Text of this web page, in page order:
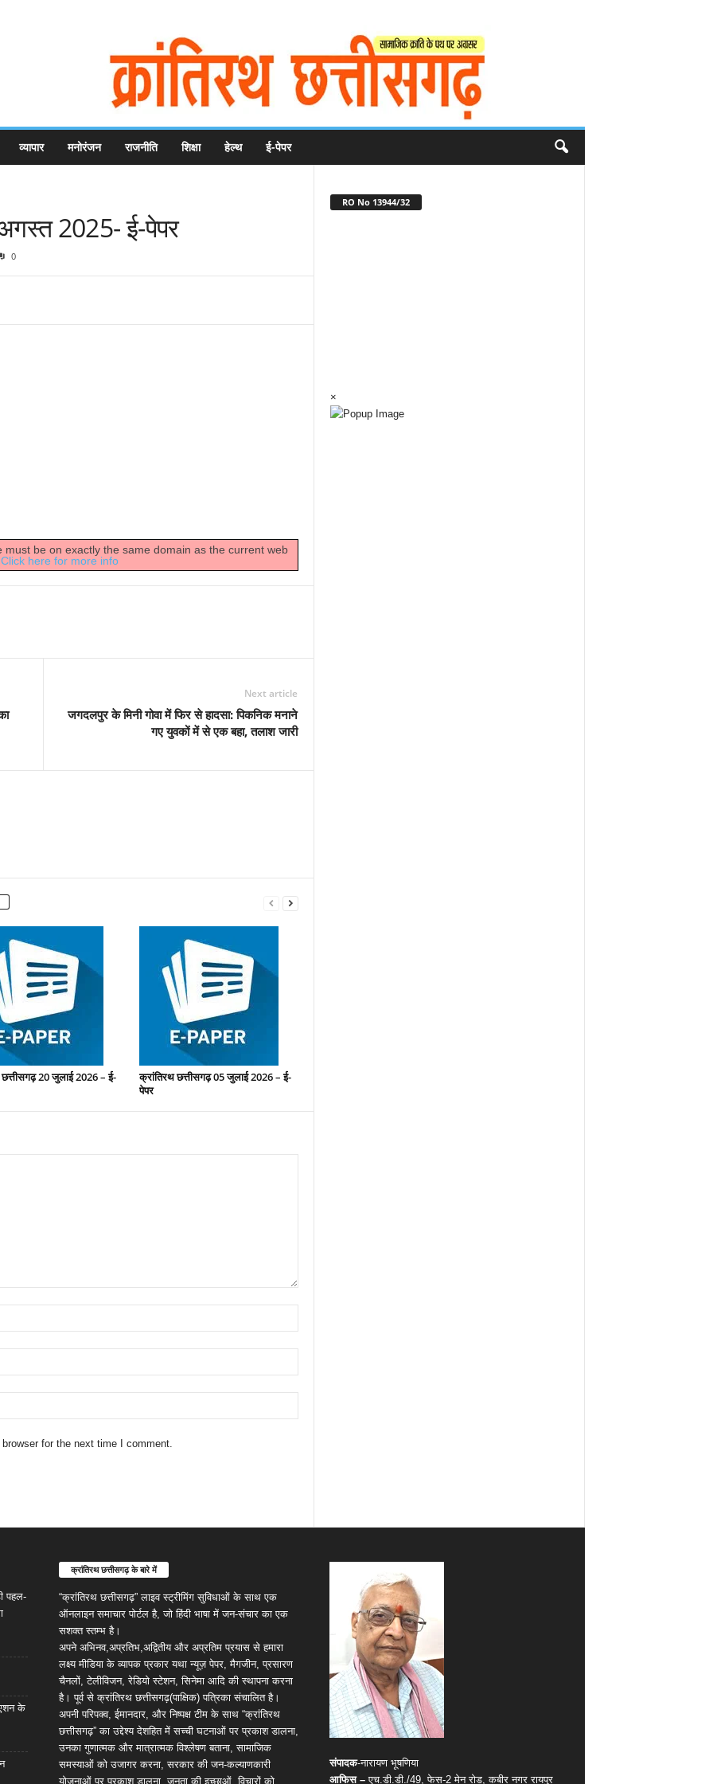
व्यापार मनोरंजन राजनीति शिक्षा हेल्थ ई-पेपर
2025- ई-पेपर
0
be on exactly the same domain as the current web
Click here for more info
Next article
जगदलपुर के मिनी गोवा में फिर से हादसा: पिकनिक मनाने
गए युवकों में से एक बहा, तलाश जारी
20 जुलाई 2026 – ई-
क्रांतिरथ छत्तीसगढ़ 05 जुलाई 2026 – ई-
पेपर
for the next time I comment.
RO No 13944/32
×
पहल-
के
क्रांतिरथ छत्तीसगढ़ के बारे में
“क्रांतिरथ छत्तीसगढ़” लाइव स्ट्रीमिंग सुविधाओं के साथ एक
ऑनलाइन समाचार पोर्टल है, जो हिंदी भाषा में जन-संचार का एक
सशक्त स्तम्भ है।
अपने अभिनव,अप्रतिभ,अद्वितीय और अप्रतिम प्रयास से हमारा
लक्ष्य मीडिया के व्यापक प्रकार यथा न्यूज़ पेपर, मैगजीन, प्रसारण
चैनलों, टेलीविजन, रेडियो स्टेशन, सिनेमा आदि की स्थापना करना
है। पूर्व से क्रांतिरथ छत्तीसगढ़(पाक्षिक) पत्रिका संचालित है।
अपनी परिपक्व, ईमानदार, और निष्पक्ष टीम के साथ “क्रांतिरथ
छत्तीसगढ़” का उद्देश्य देशहित में सच्ची घटनाओं पर प्रकाश डालना,
उनका गुणात्मक और मात्रात्मक विश्लेषण बताना, सामाजिक
समस्याओं को उजागर करना, सरकार की जन-कल्याणकारी
योजनाओं पर प्रकाश डालना, जनता की इच्छाओं, विचारों को
संपादक-नारायण भूषणिया
आफिस –एच.डी.डी./49, फेस-2 मेन रोड, कबीर नगर रायपुर